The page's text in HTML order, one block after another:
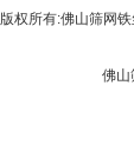
版权所有:佛山筛网铁
佛山